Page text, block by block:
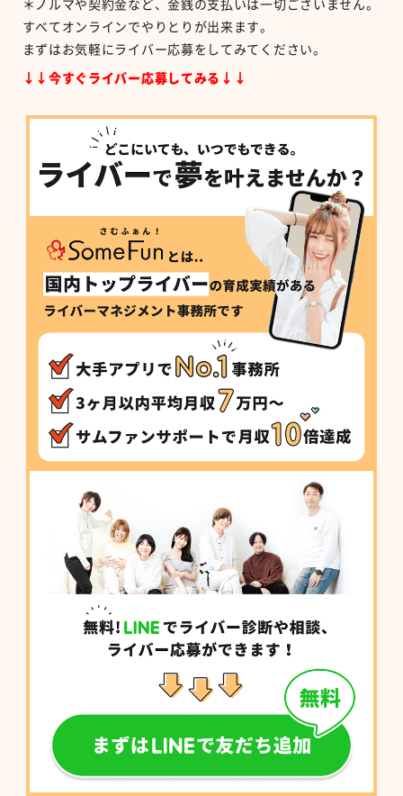
＊ノルマや契約金など、金銭の支払いは一切ございません。
すべてオンラインでやりとりが出来ます。
まずはお気軽にライバー応募をしてみてください。
↓↓今すぐライバー応募してみる↓↓